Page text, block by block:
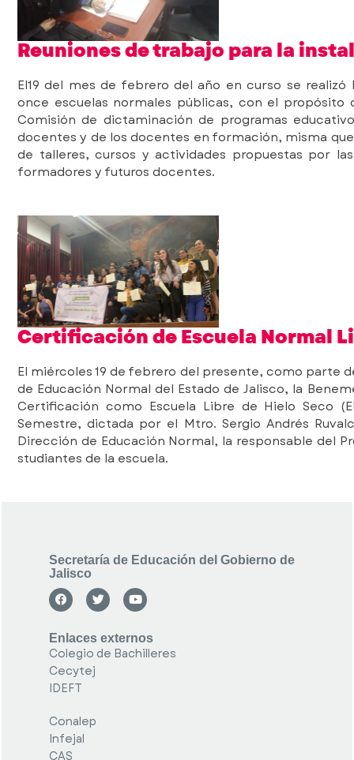
Reuniones de trabajo para la
El19 del mes de febrero del año en curso se
once escuelas normales públicas, con el
Comisión de dictaminación de programas
docentes y de los docentes en formación, misma
de talleres, cursos y actividades propuestas por
formadores y futuros docentes.
Certificación de Escuela Normal
El miércoles 19 de febrero del presente, como parte
de Educación Normal del Estado de Jalisco, la
Certificación como Escuela Libre de Hielo Seco
Semestre, dictada por el Mtro. Sergio Andrés
Dirección de Educación Normal, la responsable del
studiantes de la escuela.
Secretaría de Educación del Gobierno de
Jalisco
Enlaces externos
Colegio de Bachilleres
Cecytej
IDEFT
Conalep
Infejal
CAS